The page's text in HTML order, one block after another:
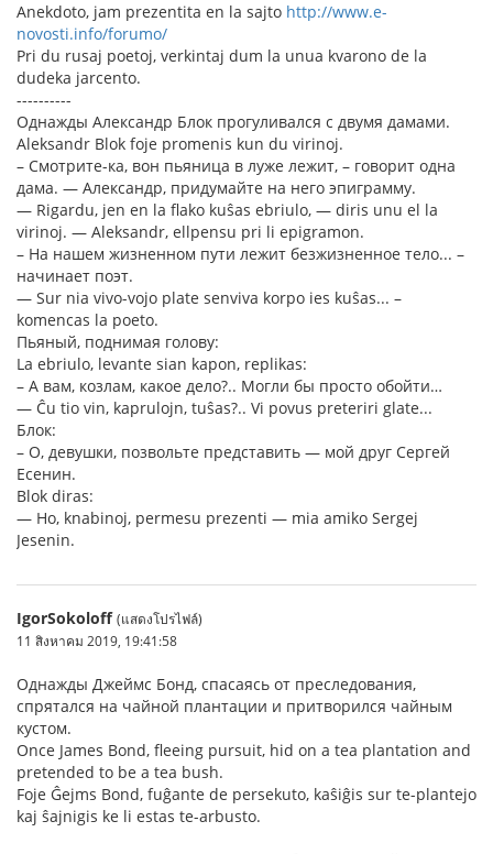
Anekdoto, jam prezentita en la sajto http://www.e-
novosti.info/forumo/
Pri du rusaj poetoj, verkintaj dum la unua kvarono de la
dudeka jarcento.
----------
Однажды Александр Блок прогуливался с двумя дамами.
Aleksandr Blok foje promenis kun du virinoj.
– Смотрите-ка, вон пьяница в луже лежит, – говорит одна
дама. — Александр, придумайте на него эпиграмму.
— Rigardu, jen en la flako kuŝas ebriulo, — diris unu el la
virinoj. — Aleksandr, ellpensu pri li epigramon.
– На нашем жизненном пути лежит безжизненное тело... –
начинает поэт.
— Sur nia vivo-vojo plate senviva korpo ies kuŝas... –
komencas la poeto.
Пьяный, поднимая голову:
La ebriulo, levante sian kapon, replikas:
– А вам, козлам, какое дело?.. Могли бы просто обойти…
— Ĉu tio vin, kaprulojn, tuŝas?.. Vi povus preteriri glate...
Блок:
– О, девушки, позвольте представить — мой друг Сергей
Есенин.
Blok diras:
— Ho, knabinoj, permesu prezenti — mia amiko Sergej
Jesenin.
IgorSokoloff (แสดงโปรไฟล์)
11 สิงหาคม 2019, 19:41:58
Однажды Джеймс Бонд, спасаясь от преследования,
спрятался на чайной плантации и притворился чайным
кустом.
Once James Bond, fleeing pursuit, hid on a tea plantation and
pretended to be a tea bush.
Foje Ĝejms Bond, fuĝante de persekuto, kaŝiĝis sur te-plantejo
kaj ŝajnigis ke li estas te-arbusto.